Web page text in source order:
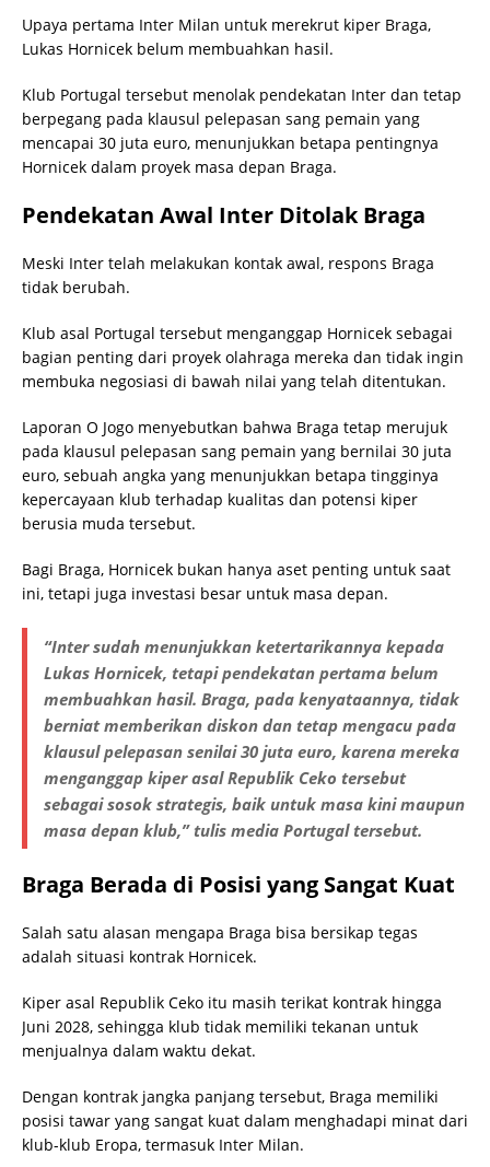
Upaya pertama Inter Milan untuk merekrut kiper Braga,
Lukas Hornicek belum membuahkan hasil.
Klub Portugal tersebut menolak pendekatan Inter dan tetap
berpegang pada klausul pelepasan sang pemain yang
mencapai 30 juta euro, menunjukkan betapa pentingnya
Hornicek dalam proyek masa depan Braga.
Pendekatan Awal Inter Ditolak Braga
Meski Inter telah melakukan kontak awal, respons Braga
tidak berubah.
Klub asal Portugal tersebut menganggap Hornicek sebagai
bagian penting dari proyek olahraga mereka dan tidak ingin
membuka negosiasi di bawah nilai yang telah ditentukan.
Laporan O Jogo menyebutkan bahwa Braga tetap merujuk
pada klausul pelepasan sang pemain yang bernilai 30 juta
euro, sebuah angka yang menunjukkan betapa tingginya
kepercayaan klub terhadap kualitas dan potensi kiper
berusia muda tersebut.
Bagi Braga, Hornicek bukan hanya aset penting untuk saat
ini, tetapi juga investasi besar untuk masa depan.
“Inter sudah menunjukkan ketertarikannya kepada
Lukas Hornicek, tetapi pendekatan pertama belum
membuahkan hasil. Braga, pada kenyataannya, tidak
berniat memberikan diskon dan tetap mengacu pada
klausul pelepasan senilai 30 juta euro, karena mereka
menganggap kiper asal Republik Ceko tersebut
sebagai sosok strategis, baik untuk masa kini maupun
masa depan klub,” tulis media Portugal tersebut.
Braga Berada di Posisi yang Sangat Kuat
Salah satu alasan mengapa Braga bisa bersikap tegas
adalah situasi kontrak Hornicek.
Kiper asal Republik Ceko itu masih terikat kontrak hingga
Juni 2028, sehingga klub tidak memiliki tekanan untuk
menjualnya dalam waktu dekat.
Dengan kontrak jangka panjang tersebut, Braga memiliki
posisi tawar yang sangat kuat dalam menghadapi minat dari
klub-klub Eropa, termasuk Inter Milan.